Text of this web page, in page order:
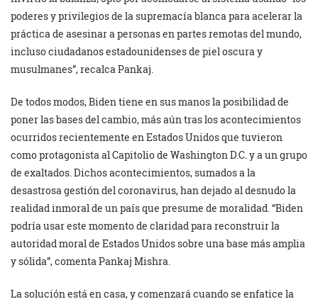
poderes y privilegios de la supremacía blanca para acelerar la
práctica de asesinar a personas en partes remotas del mundo,
incluso ciudadanos estadounidenses de piel oscura y
musulmanes”, recalca Pankaj.
De todos modos, Biden tiene en sus manos la posibilidad de
poner las bases del cambio, más aún tras los acontecimientos
ocurridos recientemente en Estados Unidos que tuvieron
como protagonista al Capitolio de Washington D.C. y a un grupo
de exaltados. Dichos acontecimientos, sumados a la
desastrosa gestión del coronavirus, han dejado al desnudo la
realidad inmoral de un país que presume de moralidad. “Biden
podría usar este momento de claridad para reconstruir la
autoridad moral de Estados Unidos sobre una base más amplia
y sólida”, comenta Pankaj Mishra.
La solución está en casa, y comenzará cuando se enfatice la